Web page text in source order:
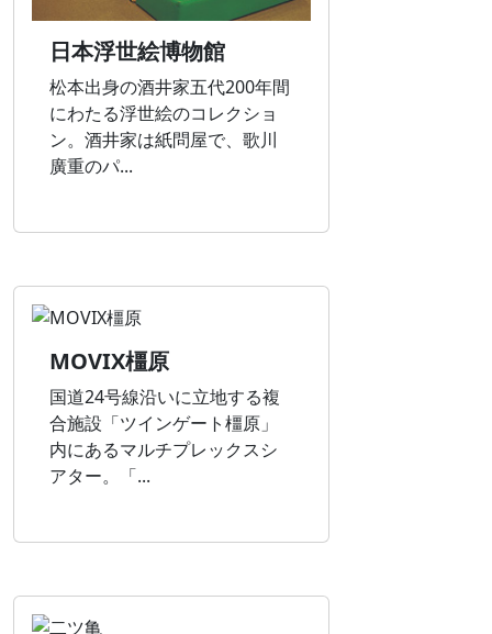
日本浮世絵博物館
松本出身の酒井家五代200年間
にわたる浮世絵のコレクショ
ン。酒井家は紙問屋で、歌川
廣重のパ...
MOVIX橿原
国道24号線沿いに立地する複
合施設「ツインゲート橿原」
内にあるマルチプレックスシ
アター。「...